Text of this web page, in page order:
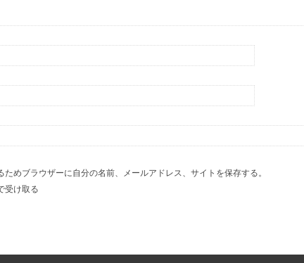
ためブラウザーに自分の名前、メールアドレス、サイトを保存する。
受け取る